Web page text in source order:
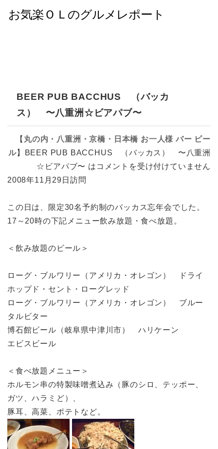
BEER PUB BACCHUS （バッカ
ス） 〜八重洲☆ビアパブ〜
【 丸の内・八重洲・京橋・日本橋 お一人様 バー ビー
ル】
BEER PUB BACCHUS （バッカス） 〜八重洲
☆ビアパブ〜 は コメントを受け付けていません
2008年11月29日訪問
この日は、限定30名予約制のバッカス忘年会でした。
17～20時の下記メニュー飲み放題・食べ放題。
＜飲み放題のビール＞
ローグ・ブルワリー（アメリカ・オレゴン） ドライ
ホップド・セント・ローグレッド
ローグ・ブルワリー（アメリカ・オレゴン） ブルー
タルビター
博石館ビール（岐阜県中津川市） ハリケーン
エビスビール
＜食べ放題メニュー＞
ホルモン串の特製味噌煮込み（豚のシロ、テッポー、
ガツ、ハラミど）、
豚耳、高菜、ポテトなど。